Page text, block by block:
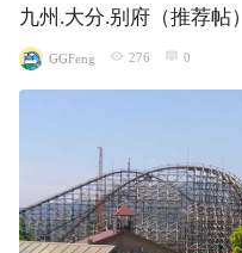
九州.大分.别府（推荐帖）
GGFeng 276 0